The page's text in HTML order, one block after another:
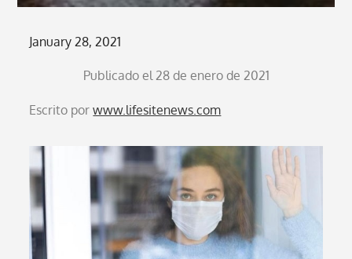
Posted
January 28, 2021
Publicado el 28 de enero de 2021
Escrito porwww.lifesitenews.com